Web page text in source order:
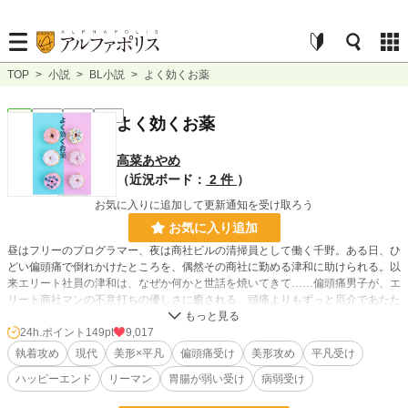
TOP > 小説 > BL小説 > よく効くお薬
完結 長編 よく効くお薬
高菜あやめ
（近況ボード： 2 件 ）
お気に入りに追加して更新通知を受け取ろう
お気に入り追加
昼はフリーのプログラマー、夜は商社ビルの清掃員として働く千野。ある日、ひ
どい偏頭痛で倒れかけたところを、偶然その商社に勤める津和に助けられる。以
来エリート社員の津和は、なぜか何かと世話を焼いてきて……偏頭痛男子が、エ
リート商社マンの不意打ちの優しさに癒される、頭痛よりもずっと厄介であたた
かい癒し系恋物語。【マイペース美形商社マン × 偏頭痛持ちの清掃員】
◾️スピンオフ①：社交的イケメン営業 × 胃弱で塩対応なSE（千野の先輩・太田）
◾️スピンオフ②：元モデル実業家 × 低血圧な営業マン（営業担当・片瀬とその幼
馴染）
8,333 位 / 228,666 件
24h.ポイント 149pt
9,017
執着攻め
現代 美形×平凡 偏頭痛受け 美形攻め
平凡受け
ハッピーエンド
リーマン 胃腸が弱い受け 病弱受け